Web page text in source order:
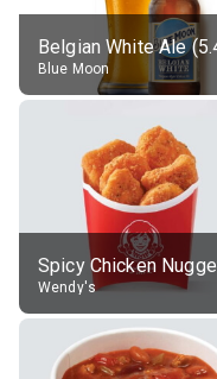
Blue Moon
Wendy's